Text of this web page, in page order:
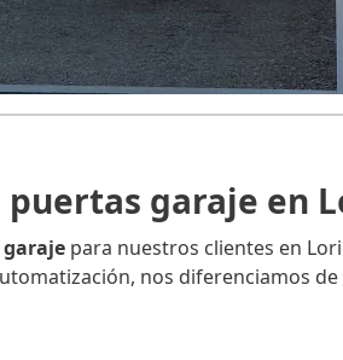
garaje en
para nuestros clientes en
nos diferenciamos